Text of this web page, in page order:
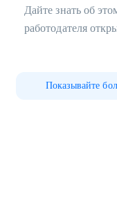
Дайте знать об
работодателя
Показывайте